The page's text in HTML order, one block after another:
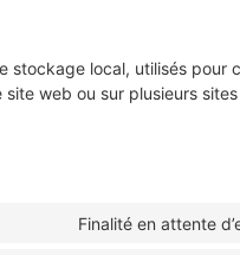
stockage local, utilisés pour
site web ou sur plusieurs
Finalité en attente